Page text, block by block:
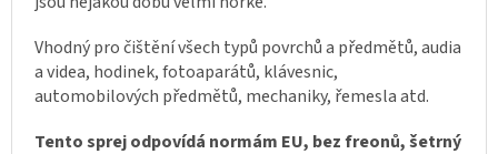
Vhodný pro čištění všech typů povrchů a předmětů, audia
a videa, hodinek, fotoaparátů, klávesnic,
automobilových předmětů, mechaniky, řemesla atd.
Tento sprej odpovídá normám EU, bez freonů, šetrný